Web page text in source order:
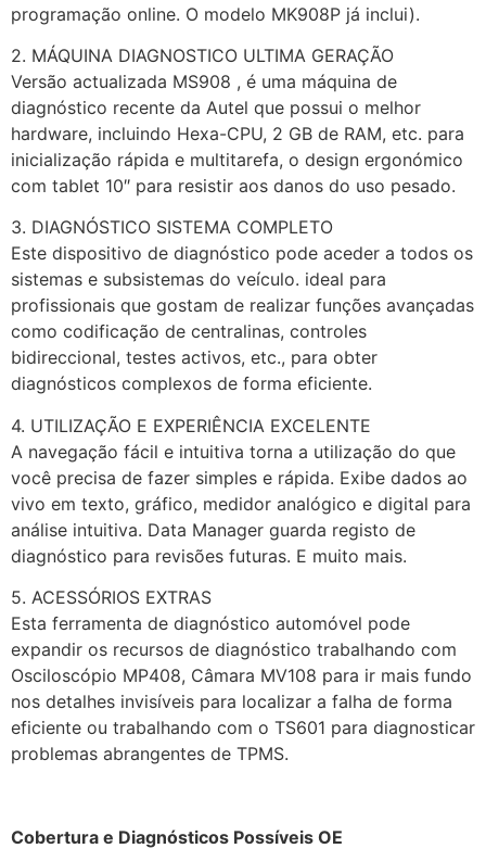
programação online. O modelo MK908P já inclui).
2. MÁQUINA DIAGNOSTICO ULTIMA GERAÇÃO
Versão actualizada MS908 , é uma máquina de
diagnóstico recente da Autel que possui o melhor
hardware, incluindo Hexa-CPU, 2 GB de RAM, etc. para
inicialização rápida e multitarefa, o design ergonómico
com tablet 10″ para resistir aos danos do uso pesado.
3. DIAGNÓSTICO SISTEMA COMPLETO
Este dispositivo de diagnóstico pode aceder a todos os
sistemas e subsistemas do veículo. ideal para
profissionais que gostam de realizar funções avançadas
como codificação de centralinas, controles
bidireccional, testes activos, etc., para obter
diagnósticos complexos de forma eficiente.
4. UTILIZAÇÃO E EXPERIÊNCIA EXCELENTE
A navegação fácil e intuitiva torna a utilização do que
você precisa de fazer simples e rápida. Exibe dados ao
vivo em texto, gráfico, medidor analógico e digital para
análise intuitiva. Data Manager guarda registo de
diagnóstico para revisões futuras. E muito mais.
5. ACESSÓRIOS EXTRAS
Esta ferramenta de diagnóstico automóvel pode
expandir os recursos de diagnóstico trabalhando com
Osciloscópio MP408, Câmara MV108 para ir mais fundo
nos detalhes invisíveis para localizar a falha de forma
eficiente ou trabalhando com o TS601 para diagnosticar
problemas abrangentes de TPMS.
Cobertura e Diagnósticos Possíveis OE